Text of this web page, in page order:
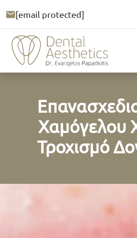
[email protected]
Χαμόγελου
Τροχισμό